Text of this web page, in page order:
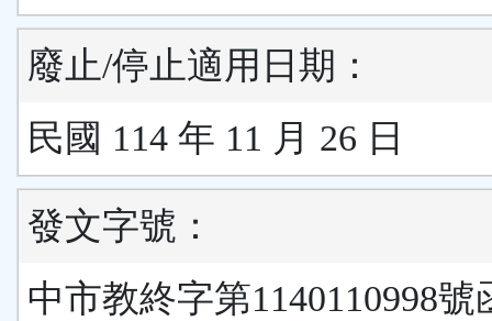
廢止/停止適用日期：
民國 114 年 11 月 26 日
發文字號：
中市教終字第1140110998號